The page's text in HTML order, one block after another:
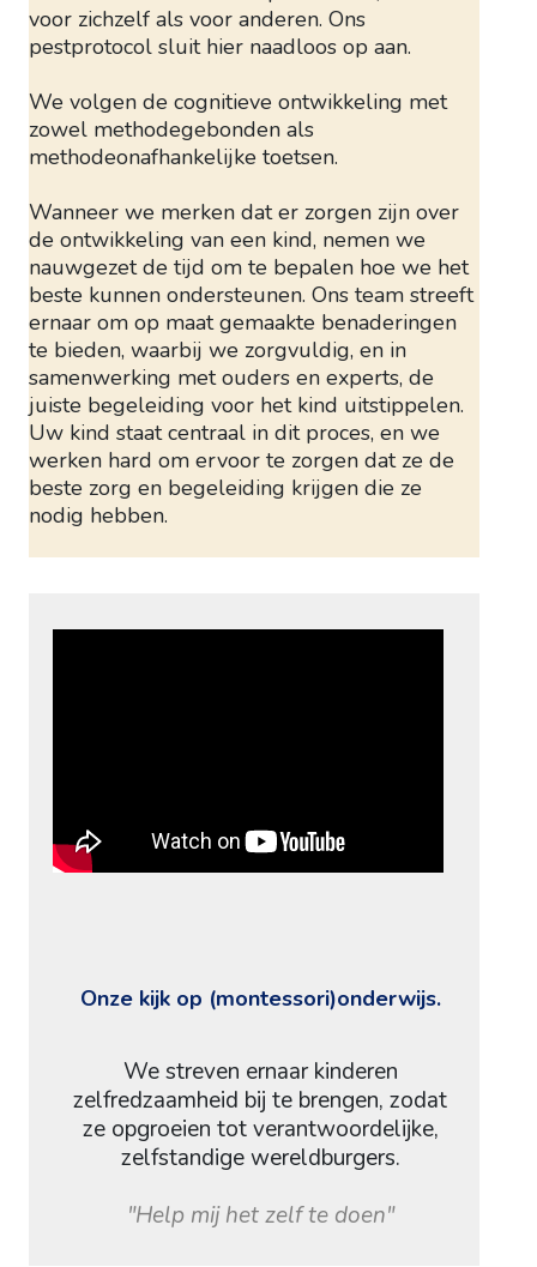
voor zichzelf als voor anderen. Ons
pestprotocol sluit hier naadloos op aan.
We volgen de cognitieve ontwikkeling met
zowel methodegebonden als
methodeonafhankelijke toetsen.
Wanneer we merken dat er zorgen zijn over
de ontwikkeling van een kind, nemen we
nauwgezet de tijd om te bepalen hoe we het
beste kunnen ondersteunen. Ons team streeft
ernaar om op maat gemaakte benaderingen
te bieden, waarbij we zorgvuldig, en in
samenwerking met ouders en experts, de
juiste begeleiding voor het kind uitstippelen.
Uw kind staat centraal in dit proces, en we
werken hard om ervoor te zorgen dat ze de
beste zorg en begeleiding krijgen die ze
nodig hebben.
Onze kijk op (montessori)onderwijs.
We streven ernaar kinderen
zelfredzaamheid bij te brengen, zodat
ze opgroeien tot verantwoordelijke,
zelfstandige wereldburgers.
"Help mij het zelf te doen"